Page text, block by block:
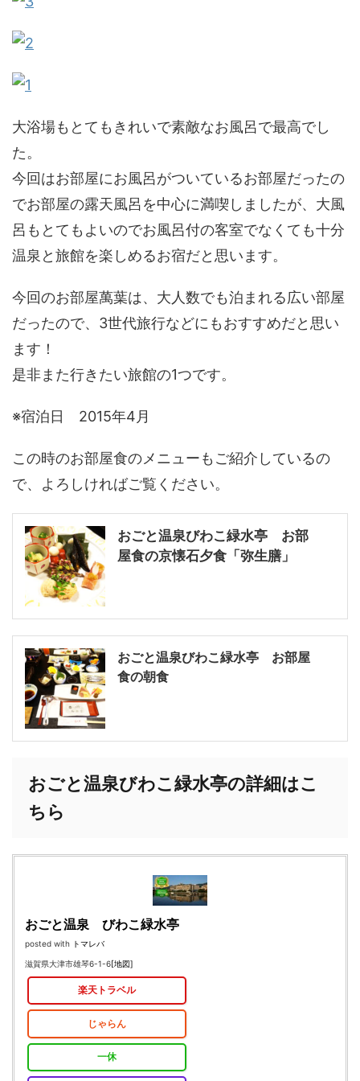
大浴場もとてもきれいで素敵なお風呂で最高でし
た。
今回はお部屋にお風呂がついているお部屋だったの
でお部屋の露天風呂を中心に満喫しましたが、大風
呂もとてもよいのでお風呂付の客室でなくても十分
温泉と旅館を楽しめるお宿だと思います。
今回のお部屋萬葉は、大人数でも泊まれる広い部屋
だったので、3世代旅行などにもおすすめだと思い
ます！
是非また行きたい旅館の1つです。
※宿泊日 2015年4月
この時のお部屋食のメニューもご紹介しているの
で、よろしければご覧ください。
おごと温泉びわこ緑水亭 お部
屋食の京懐石夕食「弥生膳」
おごと温泉びわこ緑水亭 お部屋
食の朝食
おごと温泉びわこ緑水亭の詳細はこ
ちら
おごと温泉 びわこ緑水亭
posted with トマレバ
滋賀県大津市雄琴6-1-6[地図]
楽天トラベル
じゃらん
一休